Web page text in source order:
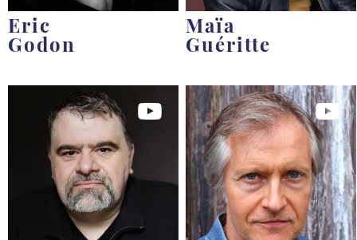
Eric
Godon
Maïa
Guéritte